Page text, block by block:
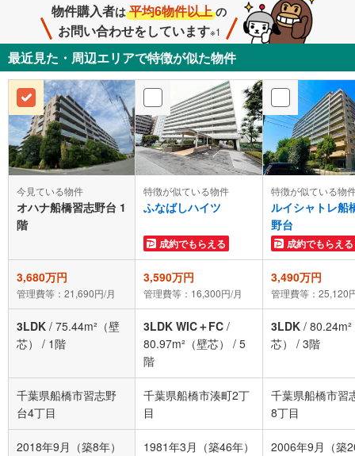
物件購入者は 平均6物件以上 の
お問い合わせをしています※1
最近見た・周辺エリアで特徴が似た物件
今見ている物件
オハナ船橋習志野台 1
階
特徴が似ている物件
ふなばしハイツ
成約でもらえる
特徴が似ている物
ルイシャトレ船
野台
成約でもらえる
3,680万円
管理費等：21,690円/月
3,590万円
管理費等：16,300円/月
3,490万円
管理費等：25,120
3LDK / 75.44m²（壁
芯）
/ 1階
3LDK WIC＋FC /
80.97m²（壁芯）
/ 5
階
3LDK /
芯）
/ 3階
千葉県船橋市習志野
台4丁目
千葉県船橋市湊町2丁
目
千葉県船橋市習
8丁目
2018年9月（築8年） 1981年3月（築46年） 2006年9月（築